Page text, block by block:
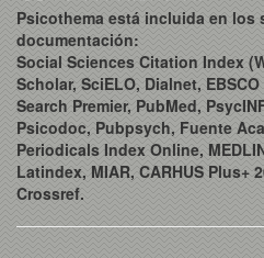
Psicothema está incluida en los
documentación:
Social Sciences Citation Index
Scholar, SciELO, Dialnet,
Search Premier, PubMed,
Psicodoc, Pubpsych, Fuente
Periodicals Index Online,
Latindex, MIAR, CARHUS Plus+
Crossref.